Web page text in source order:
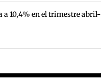
a 10,4% en el trimestre abril-